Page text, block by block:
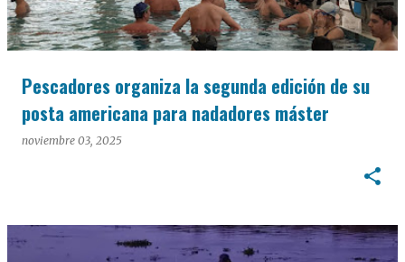
Pescadores organiza la segunda edición de su
posta americana para nadadores máster
noviembre 03, 2025